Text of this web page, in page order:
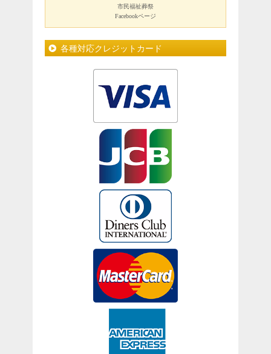
市民福祉葬祭
Facebookページ
各種対応クレジットカード